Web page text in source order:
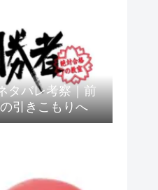
タバレ考察｜前
引きこもりへ